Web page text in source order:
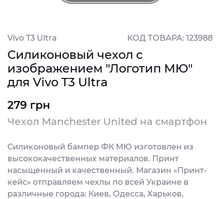
Vivo T3 Ultra КОД ТОВАРА: 123988
Силиконовый чехол с
изображением "Логотип МЮ"
для Vivo T3 Ultra
279 грн
Чехол Manchester United на смартфон
Силиконовый бампер ФК МЮ изготовлен из
высококачественных материалов. Принт
насыщенный и качественный. Магазин «Принт-
кейс» отправляем чехлы по всей Украине в
различные города: Киев, Одесса, Харьков,